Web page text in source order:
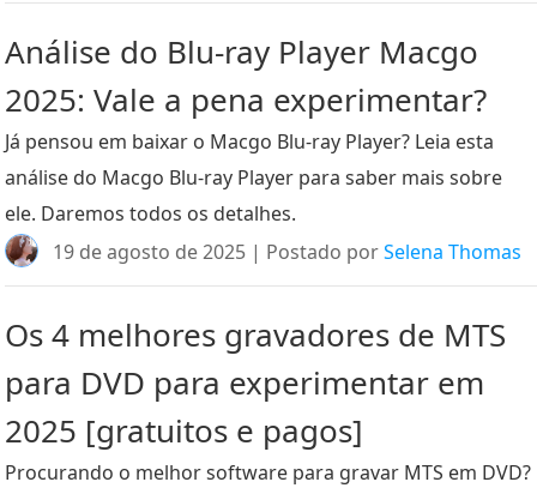
Análise do Blu-ray Player Macgo
2025: Vale a pena experimentar?
Já pensou em baixar o Macgo Blu-ray Player? Leia esta
análise do Macgo Blu-ray Player para saber mais sobre
ele. Daremos todos os detalhes.
19 de agosto de 2025 | Postado porSelena Thomas
Os 4 melhores gravadores de MTS
para DVD para experimentar em
2025 [gratuitos e pagos]
Procurando o melhor software para gravar MTS em DVD?